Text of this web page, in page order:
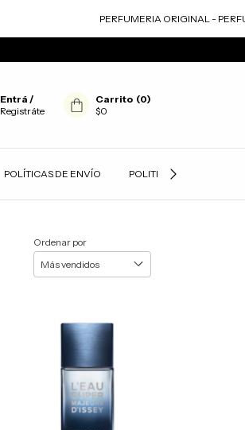
PERFUMERIA ORIGINAL -
Entrá /
Registráte
Carrito (0)
$0
POLÍTICAS DE ENVÍO POLITICAS DE
Ordenar por